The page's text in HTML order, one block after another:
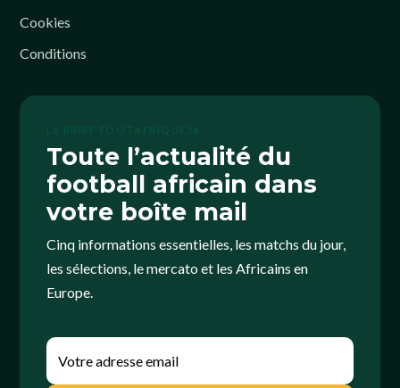
Cookies
Conditions
Toute l’actualité du
football africain dans
votre boîte mail
Cinq informations essentielles, les matchs du jour,
les sélections, le mercato et les Africains en
Europe.